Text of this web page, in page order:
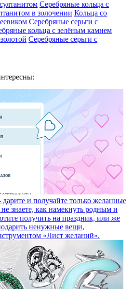
Серебряные кольца с
в золочении Кольца со
Серебряные серьги с
кольца с зелёным камнем
Серебряные серьги с
и получайте только желанные
знаете, как намекнуть родным и
получить на праздник, или же
ненужные вещи,
«Лист желаний».